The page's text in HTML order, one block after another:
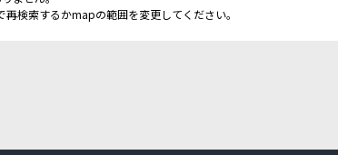
再検索するかmapの範囲を変更してください。